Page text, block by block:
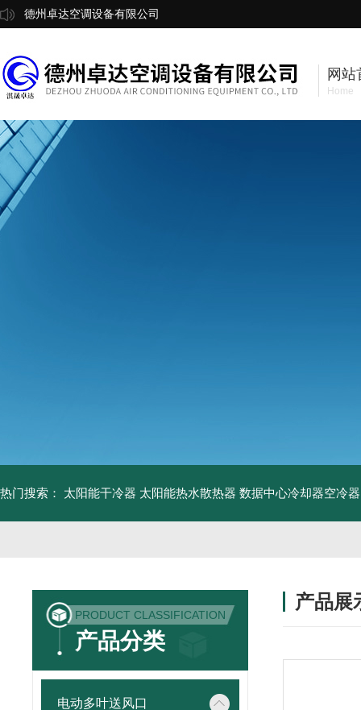
德州卓达空调设备有限公司
网站
Home
热门搜索： 太阳能干冷器 太阳能热水散热器 数据中心冷却器空冷器
PRODUCT CLASSIFICATION
产品分类
电动多叶送风口
产品展